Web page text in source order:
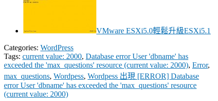
VMware ESXi5.0輕鬆升級ESXi5.1
Categories: WordPress
Tags: current value: 2000, Database error User 'dbname' has
exceeded the 'max_questions' resource (current value: 2000), Error,
max_questions, Wordpess, Wordpess 出現 [ERROR] Database
error User 'dbname' has exceeded the 'max_questions' resource
(current value: 2000)